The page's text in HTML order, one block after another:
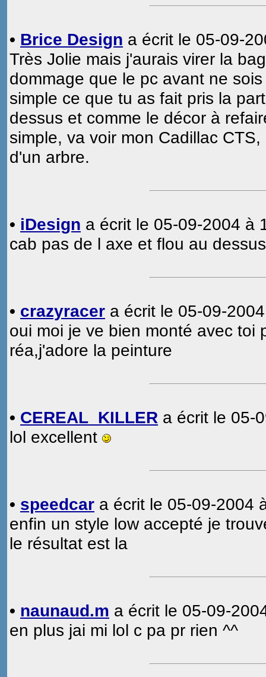
• Brice Design a écrit le 05-09-
Très Jolie mais j'aurais virer la
dommage que le pc avant ne
simple ce que tu as fait pris la
dessus et comme le décor à
simple, va voir mon Cadillac
d'un arbre.
• iDesign a écrit le 05-09-2004 à
cab pas de l axe et flou au
• crazyracer a écrit le 05-09-
oui moi je ve bien monté avec toi
réa,j'adore la peinture
• CEREAL_KILLER a écrit le 05-
lol excellent
• speedcar a écrit le 05-09-2004
enfin un style low accepté je
le résultat est la
• naunaud.m a écrit le 05-09-
en plus jai mi lol c pa pr rien ^^